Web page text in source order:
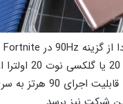
ای برای